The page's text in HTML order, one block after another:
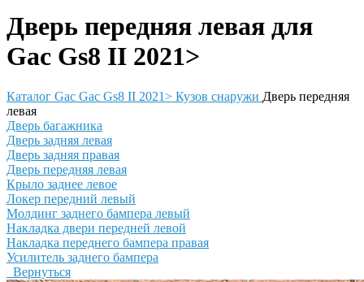
Дверь передняя левая для
Gac Gs8 II 2021>
Каталог Gac Gac Gs8 II 2021> Кузов снаружи Дверь передняя
левая
Дверь багажника
Дверь задняя левая
Дверь задняя правая
Дверь передняя левая
Крыло заднее левое
Локер передний левый
Молдинг заднего бампера левый
Накладка двери передней левой
Накладка переднего бампера правая
Усилитель заднего бампера
Вернуться